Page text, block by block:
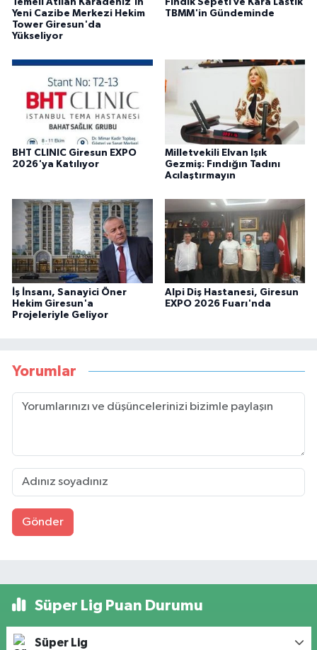
Temeli Atılan Karadeniz'in
Yeni Cazibe Merkezi Hekim
Tower Giresun'da
Yükseliyor
Fındık Sepeti ve Kara Lastik
TBMM'in Gündeminde
BHT CLINIC Giresun EXPO
2026'ya Katılıyor
Milletvekili Elvan Işık
Gezmiş: Fındığın Tadını
Acılaştırmayın
İş İnsanı, Sanayici Öner
Hekim Giresun'a
Projeleriyle Geliyor
Alpi Diş Hastanesi, Giresun
EXPO 2026 Fuarı'nda
Yorumlar
Gönder
Süper Lig Puan Durumu
Süper Lig